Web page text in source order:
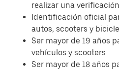
realizar una
Identificación oficial
autos, scooters y
Ser mayor de 19 años
vehículos y scooters
Ser mayor de 18 años